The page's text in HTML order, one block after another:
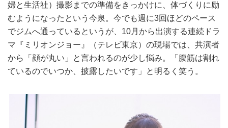
婦と生活社）撮影までの準備をきっかけに、体づくりに励
むようになったという今泉。今でも週に3回ほどのペース
でジムへ通っているというが、10月から出演する連続ドラ
マ『ミリオンジョー』（テレビ東京）の現場では、共演者
から「顔が丸い」と言われるのが少し悩み。「腹筋は割れ
ているのでいつか、披露したいです」と明るく笑う。